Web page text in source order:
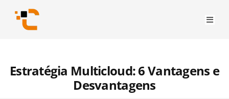
Estratégia Multicloud: 6 Vantagens e
Desvantagens